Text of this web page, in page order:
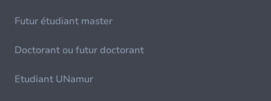
Futur étudiant master
Doctorant ou futur doctorant
Etudiant UNamur